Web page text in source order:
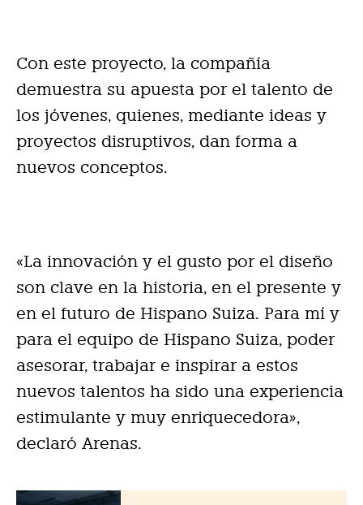
Con este proyecto, la compañía
demuestra su apuesta por el talento de
los jóvenes, quienes, mediante ideas y
proyectos disruptivos, dan forma a
nuevos conceptos.
«La innovación y el gusto por el diseño
son clave en la historia, en el presente y
en el futuro de Hispano Suiza. Para mí y
para el equipo de Hispano Suiza, poder
asesorar, trabajar e inspirar a estos
nuevos talentos ha sido una experiencia
estimulante y muy enriquecedora»,
declaró Arenas.